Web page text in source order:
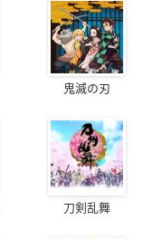
鬼滅の刃
刀剣乱舞